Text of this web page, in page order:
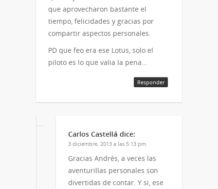
que aprovecharon bastante el
tiempo, felicidades y gracias por
compartir aspectos personales.
PD que feo era ese Lotus, solo el
piloto es lo que valia la pena…
Responder
Carlos Castellá dice:
3 diciembre, 2013 a las 5:13 pm
Gracias Andrés, a veces las
aventurillas personales son
divertidas de contar. Y si, ese